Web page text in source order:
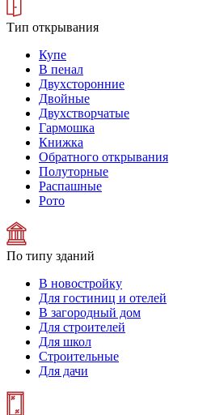
Тип открывания
Купе
В пенал
Двухсторонние
Двойные
Двухстворчатые
Гармошка
Книжка
Обратного открывания
Полуторные
Распашные
Рото
По типу зданий
В новостройку
Для гостиниц и отелей
В загородный дом
Для строителей
Для школ
Строительные
Для дачи